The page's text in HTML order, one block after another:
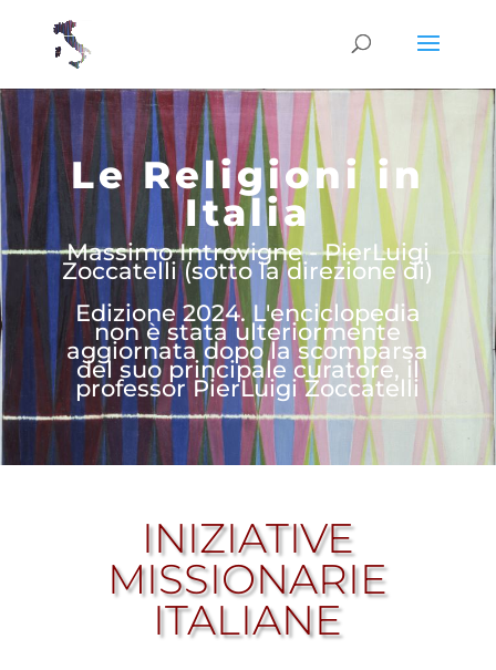
Le Religioni in
Italia
Massimo Introvigne - PierLuigi
Zoccatelli (sotto la direzione di)
Edizione 2024. L'enciclopedia
non è stata ulteriormente
aggiornata dopo la scomparsa
del suo principale curatore, il
professor PierLuigi Zoccatelli
INIZIATIVE
MISSIONARIE
ITALIANE